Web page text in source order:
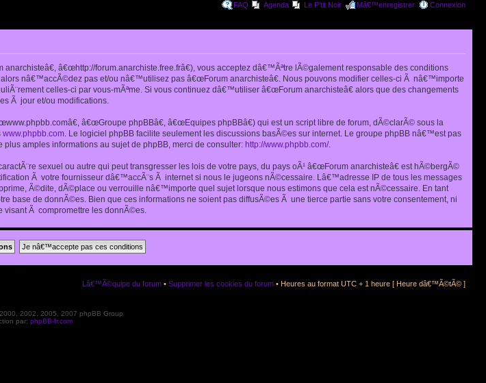
FAQ Agenda Le P'tit Noir Mâ€™enregistrer Connexion
â€œhttp://forum.anarchiste.free.frâ€), vous acceptez dâ€™Ãªtre lÃ©galement responsable des conditions
nâ€™accÃ©dez pas et/ou nâ€™utilisez pas â€œForum anarchisteâ€. Nous pouvons modifier celles-ci Ã nâ€™importe
celles-ci par vous-mÃªme. Si vous continuez dâ€™utiliser â€œForum anarchisteâ€ alors que des changements
Ã jour et/ou modifications.
â€œGroupe phpBBâ€, â€œEquipes phpBBâ€) qui est un script libre de forum, dÃ©clarÃ© sous la
www.phpbb.com. Le logiciel phpBB facilite seulement les discussions basÃ©es sur internet. Le groupe phpBB nâ€™est pas
amples informations au sujet de phpBB, merci de consulter: http://www.phpbb.com/.
sexuel ou autre qui peut transgresser les lois de votre pays, du pays oÃ¹ â€œForum anarchisteâ€ est hÃ©bergÃ©
Ã votre fournisseur dâ€™accÃ¨s Ã internet si nous le jugeons nÃ©cessaire. Lâ€™adresse IP de tous les messages
Ã©dite, dÃ©place ou verrouille nâ€™importe quel sujet lorsque nous estimons que cela est nÃ©cessaire. En tant
de donnÃ©es. Bien que ces informations ne soient pas diffusÃ©es Ã une tierce partie sans votre consentement, ni
visant Ã compromettre les donnÃ©es.
Lâ€™Ã©quipe du forum • Supprimer les cookies du forum • Heures au format UTC + 1 heure [ Heure dâ€™Ã©tÃ© ]
2002, 2005, 2007 phpBB Group
par: phpBB-fr.com